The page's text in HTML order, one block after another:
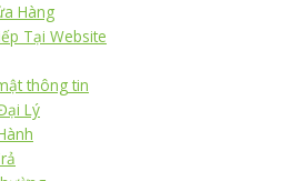
Hàng
Tại Website
thông tin
Lý